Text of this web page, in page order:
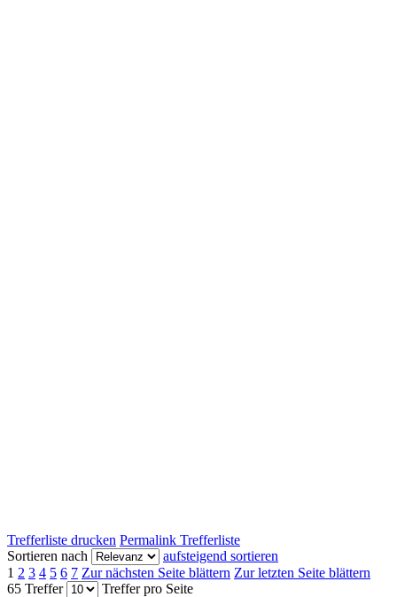
Trefferliste drucken Permalink Trefferliste
Sortieren nach
aufsteigend sortieren
1 2 3 4 5 6 7 Zur nächsten Seite blättern Zur letzten Seite blättern
65 Treffer
Treffer pro Seite